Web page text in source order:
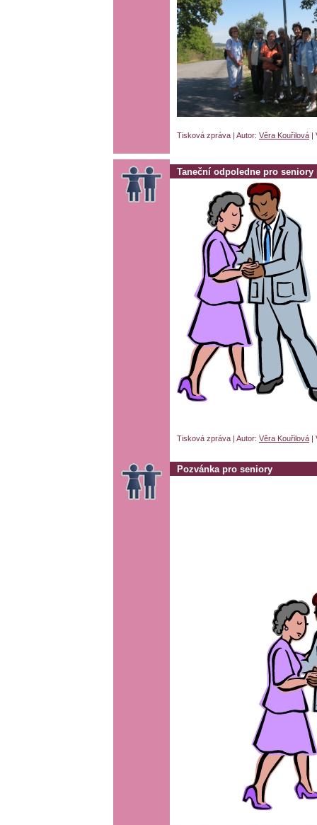
Tisková zpráva | Autor: Věra Kouřilová |
Taneční odpoledne pro seniory
Tisková zpráva | Autor: Věra Kouřilová |
Pozvánka pro seniory